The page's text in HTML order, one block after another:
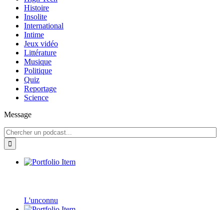
Histoire
Insolite
International
Intime
Jeux vidéo
Littérature
Musique
Politique
Quiz
Reportage
Science
Message
L'unconnu